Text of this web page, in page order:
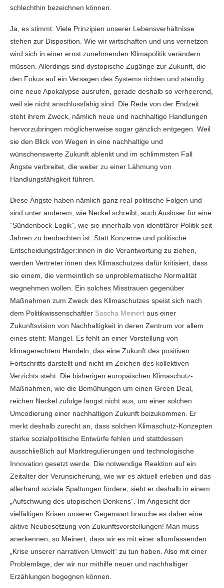
schlechthin bezeichnen können.
Ja, es stimmt. Viele Prinzipien unserer Lebensverhältnisse
stehen zur Disposition. Wie wir wirtschaften und uns vernetzen
wird sich in einer ernst zunehmenden Klimapolitik verändern
müssen. Allerdings sind dystopische Zugänge zur Zukunft, die
den Fokus auf ein Versagen des Systems richten und ständig
eine neue Apokalypse ausrufen, gerade deshalb so verheerend,
weil sie nicht anschlussfähig sind. Die Rede von der Endzeit
steht ihrem Zweck, nämlich neue und nachhaltige Handlungen
hervorzubringen möglicherweise sogar gänzlich entgegen. Weil
sie den Blick von Wegen in eine nachhaltige und
wünschenswerte Zukunft ablenkt und im schlimmsten Fall
Ängste verbreitet, die weiter zu einer Lähmung von
Handlungsfähigkeit führen.
Diese Ängste haben nämlich ganz real-politische Folgen und
sind unter anderem, wie Neckel schreibt, auch Auslöser für eine
“Sündenbock-Logik”, wie sie innerhalb von identitärer Politik seit
Jahren zu beobachten ist. Statt Konzerne und politische
Entscheidungsträger:innen in die Verantwortung zu ziehen,
werden Vertreter:innen des Klimaschutzes dafür kritisiert, dass
sie einem, die vermeintlich so unproblematische Normalität
wegnehmen wollen. Ein solches Misstrauen gegenüber
Maßnahmen zum Zweck des Klimaschutzes speist sich nach
dem Politikwissenschaftler Sascha Meinert aus einer
Zukunftsvision von Nachhaltigkeit in deren Zentrum vor allem
eines steht: Mangel. Es fehlt an einer Vorstellung von
klimagerechtem Handeln, das eine Zukunft des positiven
Fortschritts darstellt und nicht im Zeichen des kollektiven
Verzichts steht. Die bisherigen europäischen Klimaschutz-
Maßnahmen, wie die Bemühungen um einen Green Deal,
reichen Neckel zufolge längst nicht aus, um einer solchen
Umcodierung einer nachhaltigen Zukunft beizukommen. Er
merkt deshalb zurecht an, dass solchen Klimaschutz-Konzepten
starke sozialpolitische Entwürfe fehlen und stattdessen
ausschließlich auf Marktregulierungen und technologische
Innovation gesetzt werde. Die notwendige Reaktion auf ein
Zeitalter der Verunsicherung, wie wir es aktuell erleben und das
allerhand soziale Spaltungen fördere, sieht er deshalb in einem
„Aufschwung des utopischen Denkens“. Im Angesicht der
vielfältigen Krisen unserer Gegenwart brauche es daher eine
aktive Neubesetzung von Zukunftsvorstellungen! Man muss
anerkennen, so Meinert, dass wir es mit einer allumfassenden
„Krise unserer narrativen Umwelt“ zu tun haben. Also mit einer
Problemlage, der wir nur mithilfe neuer und nachhaltiger
Erzählungen begegnen können.